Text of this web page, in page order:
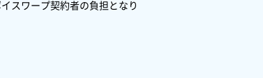
スワープ契約者の負担となり